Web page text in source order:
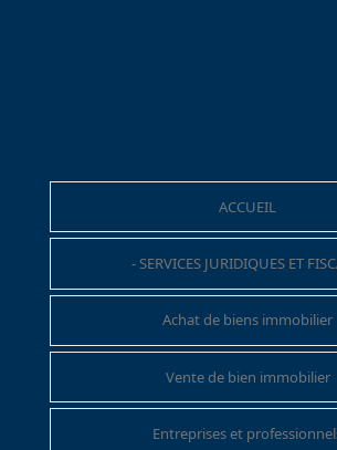
ACCUEIL
- SERVICES JURIDIQUES ET
Achat de biens immobilier
Vente de bien immobilier
Entreprises et